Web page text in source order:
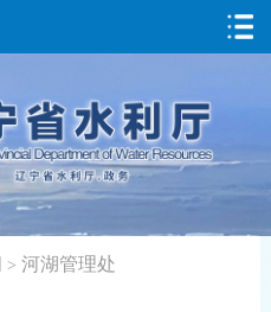
> 河湖管理处